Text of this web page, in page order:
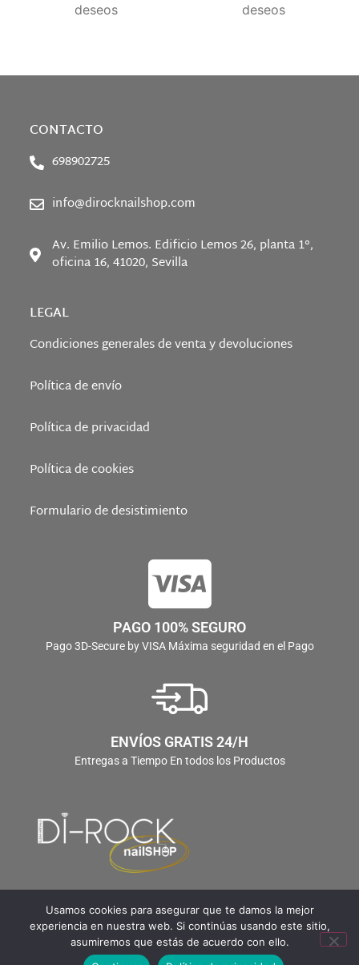
deseos
deseos
CONTACTO
698902725
info@dirocknailshop.com
Av. Emilio Lemos. Edificio Lemos 26, planta 1°,
oficina 16, 41020, Sevilla
LEGAL
Condiciones generales de venta y devoluciones
Política de envío
Política de privacidad
Política de cookies
Formulario de desistimiento
PAGO 100% SEGURO
Pago 3D-Secure by VISA Máxima seguridad en el Pago
ENVÍOS GRATIS 24/H
Entregas a Tiempo En todos los Productos
Usamos cookies para asegurar que te damos la mejor
experiencia en nuestra web. Si continúas usando este sitio,
asumiremos que estás de acuerdo con ello.